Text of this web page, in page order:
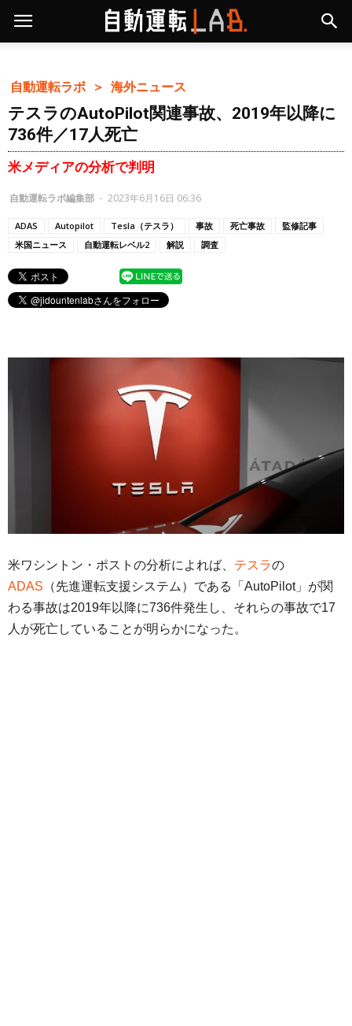
自動運転ラボ ＞ 海外ニュース
テスラのAutoPilot関連事故、2019年以降に
736件／17人死亡
米メディアの分析で判明
自動運転ラボ編集部 - 2023年6月16日 06:36
ADAS Autopilot Tesla（テスラ） 事故 死亡事故
監修記事
米国ニュース
自動運転レベル2 解説 調査
米ワシントン・ポストの分析によれば、 テスラの
ADAS （先進運転支援システム）である「AutoPilot」が関
わる事故は2019年以降に736件発生し、それらの事故で17
人が死亡していることが明らかになった。